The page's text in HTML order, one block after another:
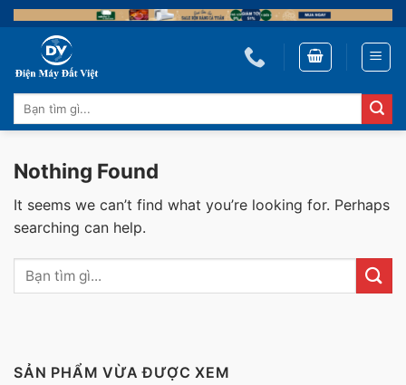
Skip
to
content
Tìm
kiếm:
Nothing Found
It seems we can’t find what you’re looking for. Perhaps
searching can help.
SẢN PHẨM VỪA ĐƯỢC XEM